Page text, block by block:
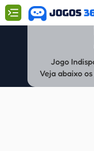
Jogo
Veja abaixo